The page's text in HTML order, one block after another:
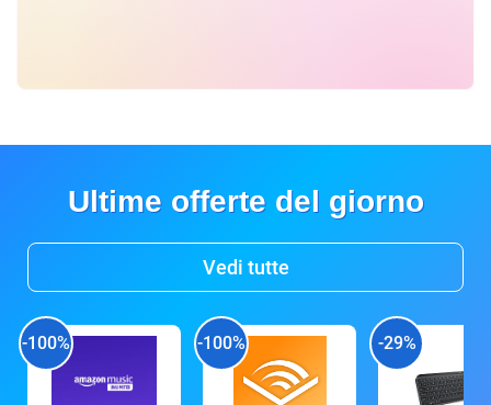
Ultime offerte del giorno
Vedi tutte
-100% -100% -29%